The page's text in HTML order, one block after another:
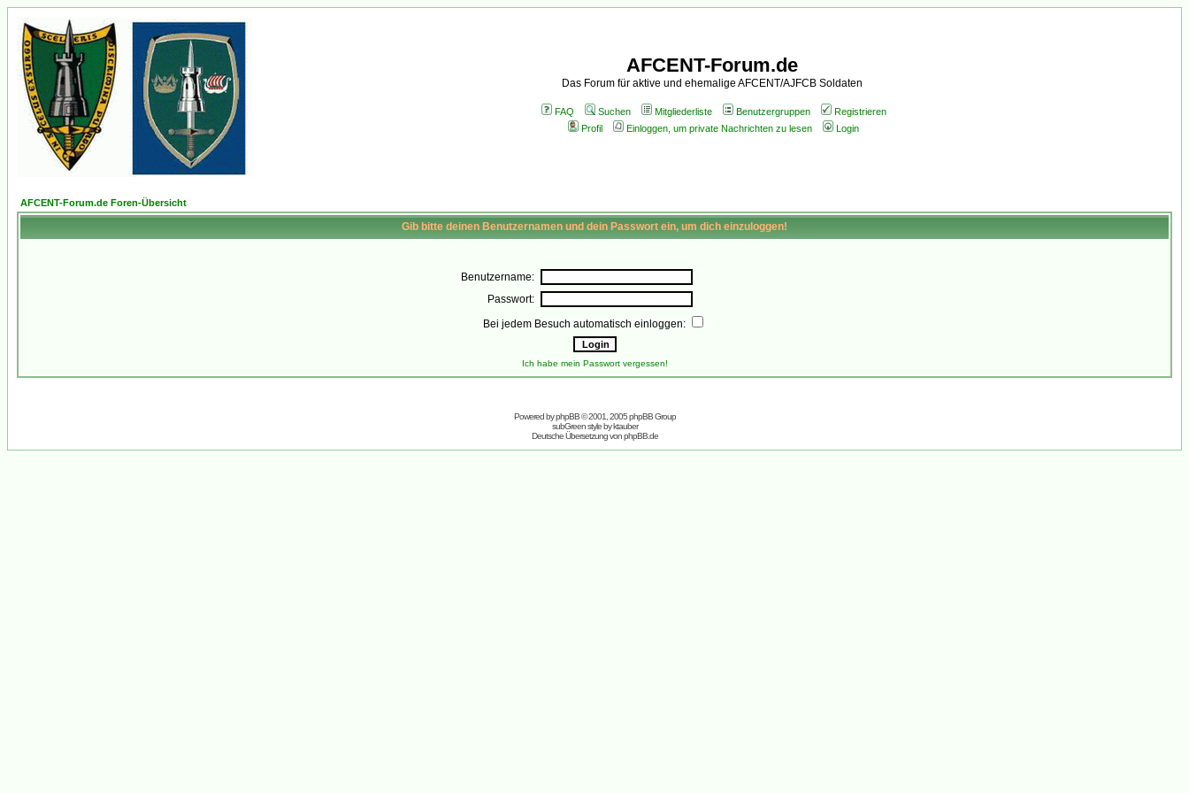
AFCENT-Forum.de
Das Forum für aktive und ehemalige AFCENT/AJFCB Soldaten
FAQ Suchen Mitgliederliste Benutzergruppen
Registrieren
Profil
Einloggen, um private Nachrichten zu lesen Login
AFCENT-Forum.de Foren-Übersicht
Gib bitte deinen Benutzernamen und dein Passwort ein, um dich einzuloggen!
Benutzername:
Passwort:
Bei jedem Besuch automatisch einloggen:
Ich habe mein Passwort vergessen!
Powered byphpBB© 2001, 2005 phpBB Group
subGreen style byktauber
Deutsche Übersetzung vonphpBB.de